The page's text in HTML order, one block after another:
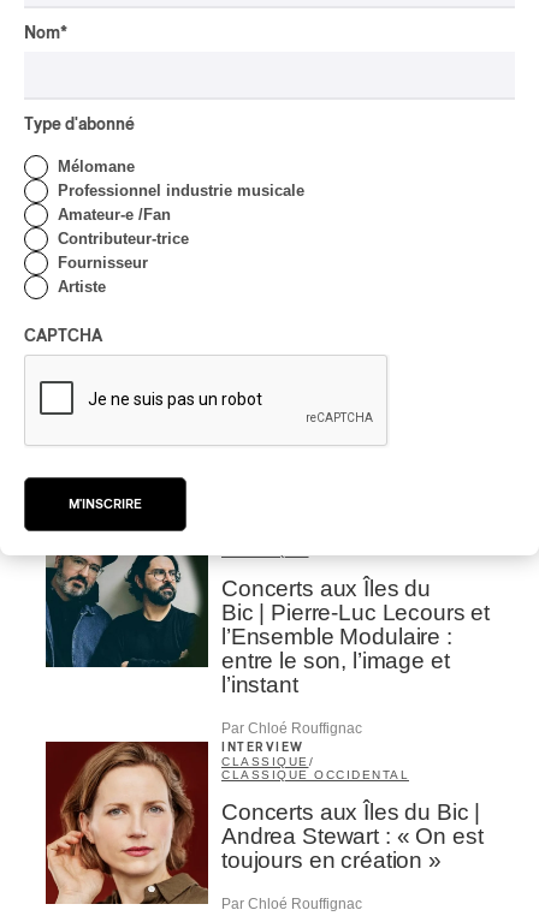
Montréal
Samaqani Cocahq fait
revivre les traditions
wolastoq
Concerts aux Îles du
Bic | Pierre-Luc Lecours et
l’Ensemble Modulaire :
entre le son, l’image et
l’instant
Par Chloé Rouffignac
INTERVIEW
CLASSIQUE /
CLASSIQUE OCCIDENTAL
Concerts aux Îles du Bic |
Andrea Stewart : « On est
toujours en création »
Par Chloé Rouffignac
Nom*
Type d'abonné
Mélomane
Professionnel industrie musicale
Amateur-e /Fan
Contributeur-trice
Fournisseur
Artiste
CAPTCHA
M'INSCRIRE